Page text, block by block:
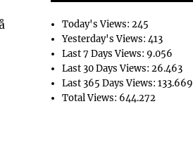
Today's Views:245
Yesterday's Views:413
Last 7 Days Views: 9.056
Last 30 Days Views:26.463
Last 365 Days Views:133.669
Total Views: 644.272